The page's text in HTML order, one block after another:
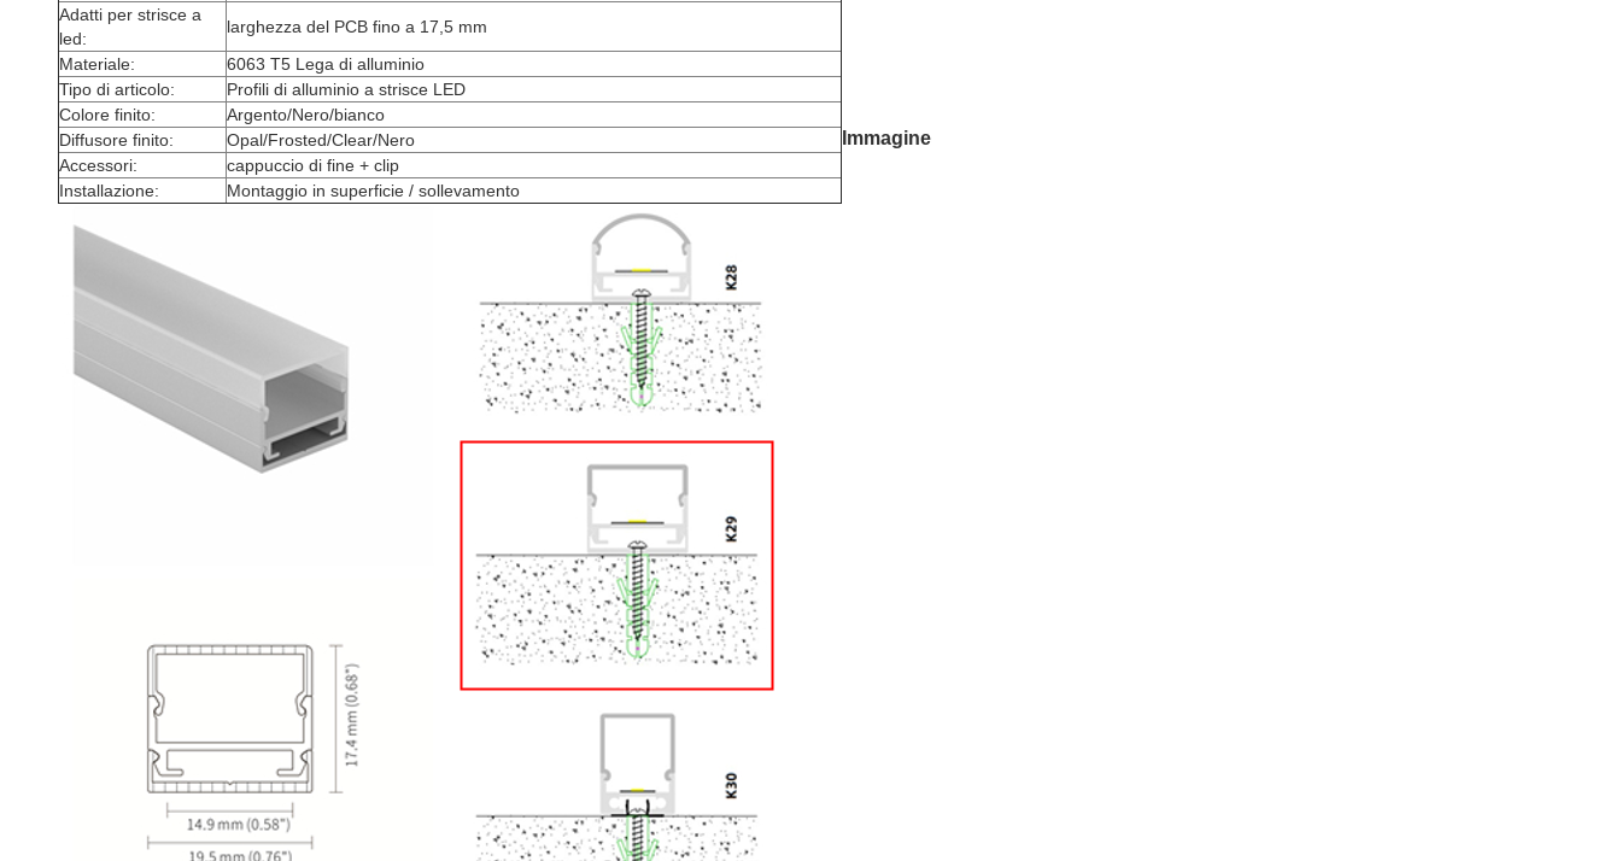
Adatti per strisce a
led:
larghezza del PCB fino a 17,5 mm
Materiale:
6063 T5 Lega di alluminio
Tipo di articolo:
Profili di alluminio a strisce LED
Colore finito:
Argento/Nero/bianco
Diffusore finito:
Opal/Frosted/Clear/Nero
Accessori:
cappuccio di fine + clip
Installazione:
Montaggio in superficie / sollevamento
Immagine